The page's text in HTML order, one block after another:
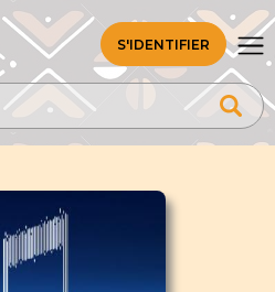
S'IDENTIFIER